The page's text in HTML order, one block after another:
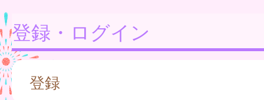
登録・ログイン
登録